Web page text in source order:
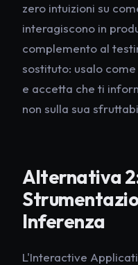
zero intuizioni su
interagiscono in
complemento al
sostituto: usalo
e accetta che ti
non sulla sua
Alternativa
Inferenza
L'Interactive